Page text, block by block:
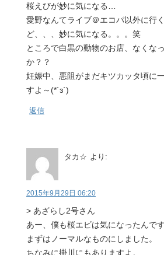
桜えびが妙に気になる…
愛野なんてライブ＠エコパ以外に行
ど、、、妙に気になる。。。笑
ところで白黒の動物のお店、なくな
か？？
妊娠中、悪阻がまだキツカッタ頃に
すよ～(*´з`)
返信
タカ☆ より:
2015年9月29日 06:20
> あざらし2号さん
あー、僕も桜エビは気になったんです
まずはノーマルなものにしました。
ちなみに掛川にもありますよ。